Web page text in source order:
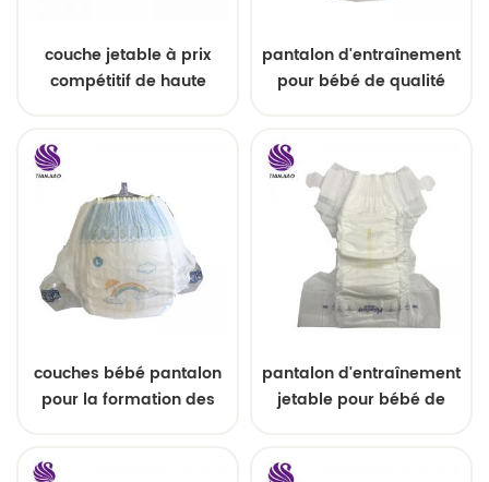
couche jetable à prix
compétitif de haute
pantalon d'entraînement
pour bébé de qualité
couches bébé pantalon
pour la formation des
pantalon d'entraînement
jetable pour bébé de